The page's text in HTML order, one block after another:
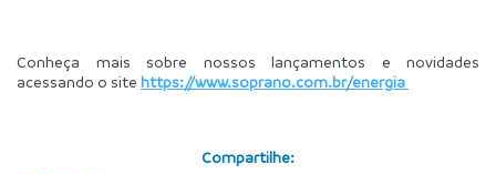
Conheça mais sobre nossos lançamentos e novidades
acessando o site https://www.soprano.com.br/energia
Compartilhe: